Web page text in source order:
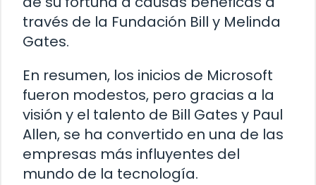
través de la Fundación Bill y Melinda
Gates.
En resumen, los inicios de Microsoft
fueron modestos, pero gracias a la
visión y el talento de Bill Gates y Paul
Allen, se ha convertido en una de las
empresas más influyentes del
mundo de la tecnología.